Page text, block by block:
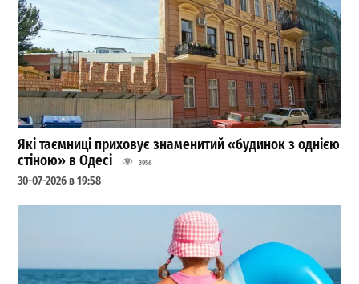
Які таємниці приховує знаменитий «будинок з однією
стіною» в Одесі
3956
30-07-2026 в 19:58